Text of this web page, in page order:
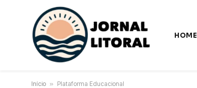
HOME
Início » Plataforma Educacional